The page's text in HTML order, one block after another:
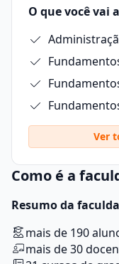
O que você vai
Ver
Como é a
Resumo da
mais de 190
mais de 30